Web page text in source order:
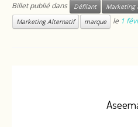
Billet publié dans Défilant Marketing
Marketing Alternatif marque le 1